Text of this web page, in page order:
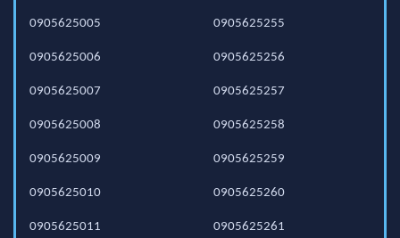
0905625005
0905625006
0905625007
0905625008
0905625009
0905625010
0905625011
0905625255
0905625256
0905625257
0905625258
0905625259
0905625260
0905625261